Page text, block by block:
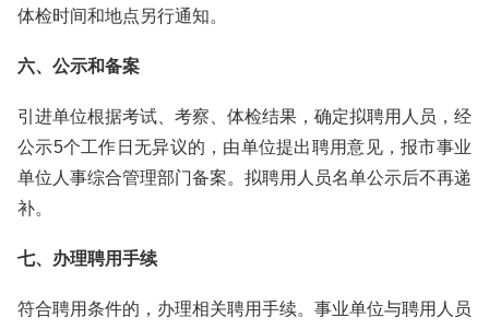
体检时间和地点另行通知。
六、公示和备案
引进单位根据考试、考察、体检结果，确定拟聘用人员，经
公示5个工作日无异议的，由单位提出聘用意见，报市事业
单位人事综合管理部门备案。拟聘用人员名单公示后不再递
补。
七、办理聘用手续
符合聘用条件的，办理相关聘用手续。事业单位与聘用人员